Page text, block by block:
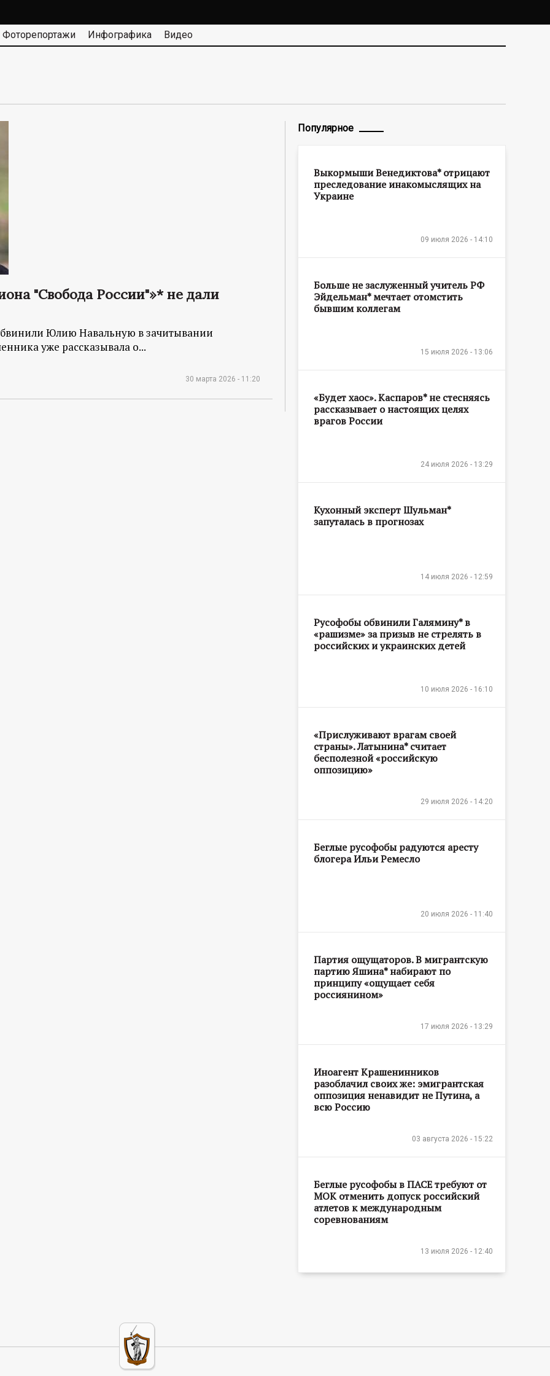
Фоторепортажи Инфографика Видео
"Свобода России"»* не дали
Юлию Навальную в зачитывании
уже рассказывала о...
30 марта 2026 - 11:20
Популярное
Выкормыши Венедиктова* отрицают
преследование инакомыслящих на
Украине
09 июля 2026 - 14:10
Больше не заслуженный учитель РФ
Эйдельман* мечтает отомстить
бывшим коллегам
15 июля 2026 - 13:06
«Будет хаос». Каспаров* не стесняясь
рассказывает о настоящих целях
врагов России
24 июля 2026 - 13:29
Кухонный эксперт Шульман*
запуталась в прогнозах
14 июля 2026 - 12:59
Русофобы обвинили Галямину* в
«рашизме» за призыв не стрелять в
российских и украинских детей
10 июля 2026 - 16:10
«Прислуживают врагам своей
страны». Латынина* считает
бесполезной «российскую
оппозицию»
29 июля 2026 - 14:20
Беглые русофобы радуются аресту
блогера Ильи Ремесло
20 июля 2026 - 11:40
Партия ощущаторов. В мигрантскую
партию Яшина* набирают по
принципу «ощущает себя
россиянином»
17 июля 2026 - 13:29
Иноагент Крашенинников
разоблачил своих же: эмигрантская
оппозиция ненавидит не Путина, а
всю Россию
03 августа 2026 - 15:22
Беглые русофобы в ПАСЕ требуют от
МОК отменить допуск российский
атлетов к международным
соревнованиям
13 июля 2026 - 12:40